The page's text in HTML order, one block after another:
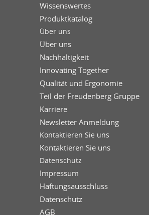
Wissenswertes
Produktkatalog
Über uns
Über uns
Nachhaltigkeit
Innovating Together
Qualität und Ergonomie
Teil der Freudenberg Gruppe
Karriere
Newsletter Anmeldung
Kontaktieren Sie uns
Kontaktieren Sie uns
Datenschutz
Impressum
Haftungsausschluss
Datenschutz
AGB